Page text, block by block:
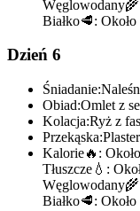
Węglowodany
Białko🥩:
Dzień 6
Śniadanie:
Obiad:Omlet z
Kolacja:Ryż z
Przekąska:
Kalorie🔥:
Tłuszcze 💧:
Węglowodany
Białko🥩: